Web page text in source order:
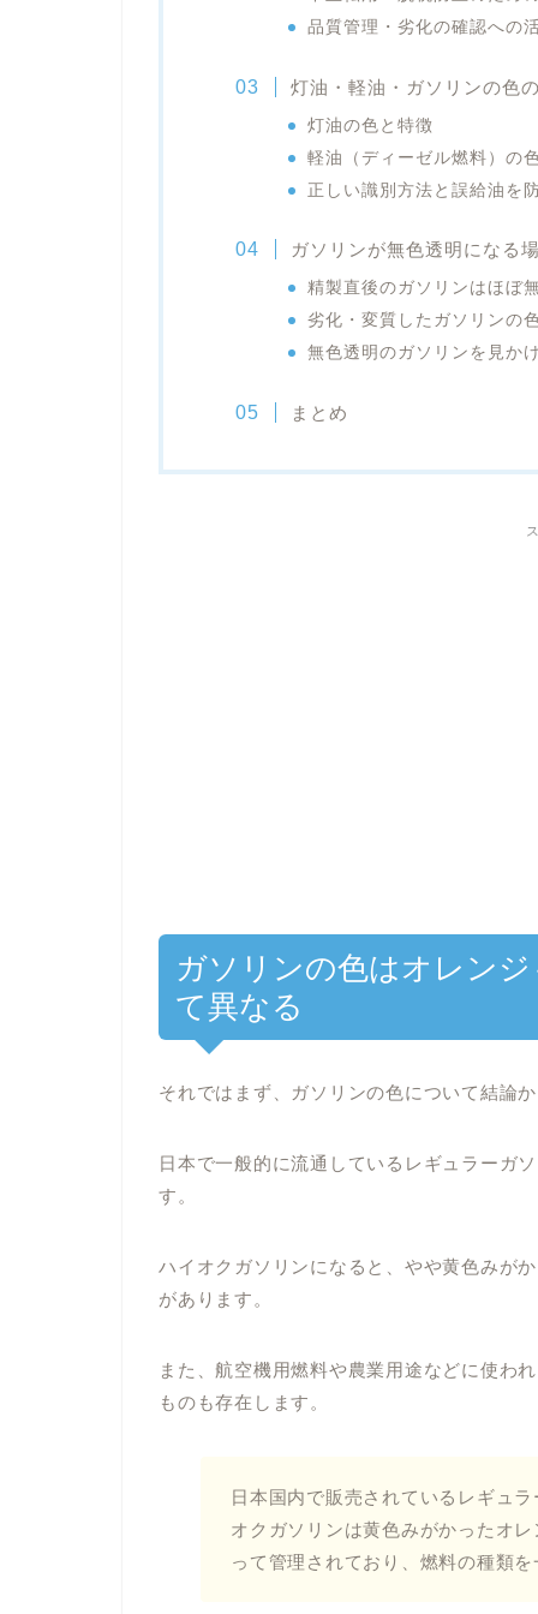
品質管理・劣化の確認への
灯油・軽油・ガソリンの色
灯油の色と特徴
軽油（ディーゼル燃料）の
正しい識別方法と誤給油を
ガソリンが無色透明になる
精製直後のガソリンはほぼ
劣化・変質したガソリンの
無色透明のガソリンを見か
まとめ
ガソリンの色はオレン
て異なる
それではまず、ガソリンの色について結論
日本で一般的に流通しているレギュラーガ
す。
ハイオクガソリンになると、やや黄色みが
があります。
また、航空機用燃料や農業用途などに使わ
ものも存在します。
日本国内で販売されているレギュ
オクガソリンは黄色みがかったオ
って管理されており、燃料の種類